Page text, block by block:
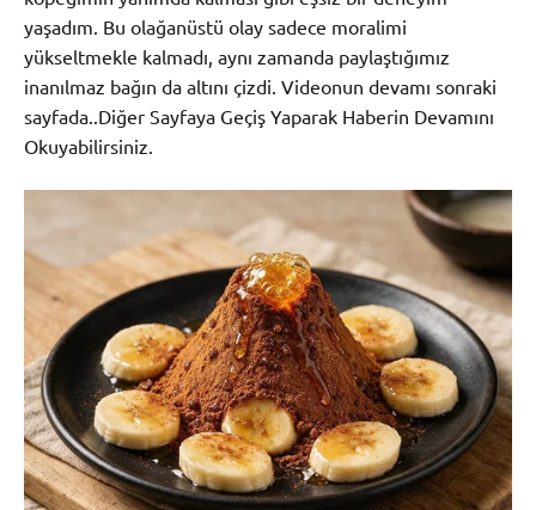
yaşadım. Bu olağanüstü olay sadece moralimi
yükseltmekle kalmadı, aynı zamanda paylaştığımız
inanılmaz bağın da altını çizdi. Videonun devamı sonraki
sayfada..Diğer Sayfaya Geçiş Yaparak Haberin Devamını
Okuyabilirsiniz.